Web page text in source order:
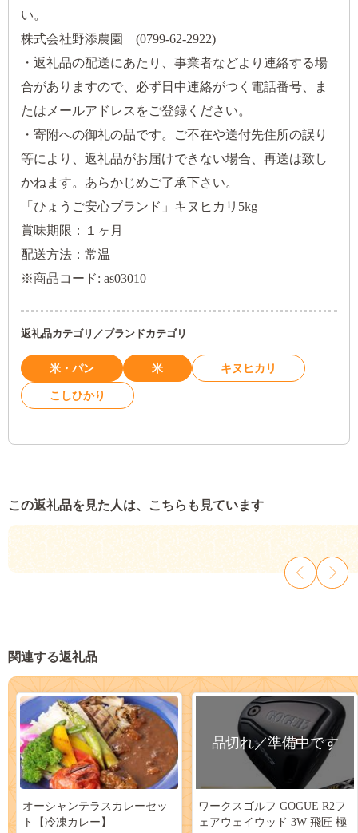
い。
株式会社野添農園 (0799-62-2922)
・返礼品の配送にあたり、事業者などより連絡する場
合がありますので、必ず日中連絡がつく電話番号、ま
たはメールアドレスをご登録ください。
・寄附への御礼の品です。ご不在や送付先住所の誤り
等により、返礼品がお届けできない場合、再送は致し
かねます。あらかじめご了承下さい。
「ひょうご安心ブランド」キヌヒカリ5kg
賞味期限：１ヶ月
配送方法：常温
※商品コード: as03010
返礼品カテゴリ／ブランドカテゴリ
米・パン 米 キヌヒカリ
こしひかり
この返礼品を見た人は、こちらも見ています
関連する返礼品
オーシャンテラスカレーセッ
ト【冷凍カレー】
品切れ／準備中です
ワークスゴルフ GOGUE R2フ
ェアウェイウッド 3W 飛匠 極